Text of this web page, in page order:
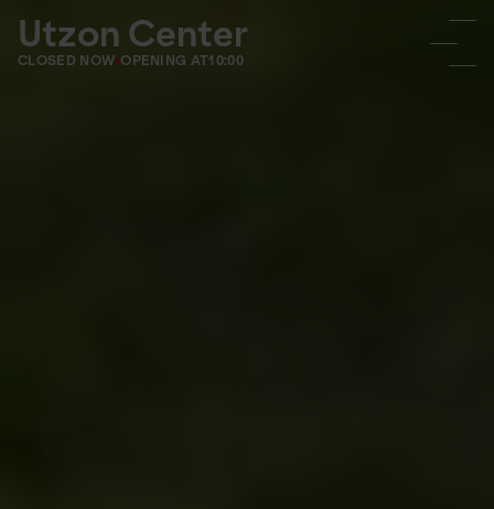
Utzon Center
CLOSED NOW OPENING AT10:00